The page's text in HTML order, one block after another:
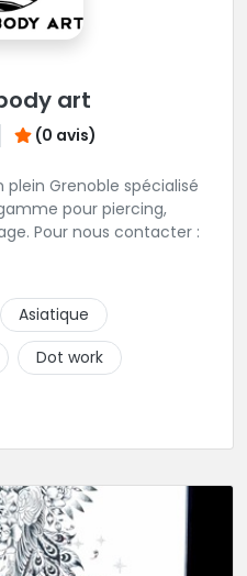
art
(0 avis)
Grenoble spécialisé
pour piercing,
Pour nous contacter :
Asiatique
Dot work